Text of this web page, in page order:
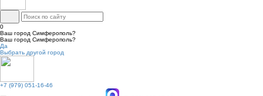
0
Ваш город Симферополь?
Ваш город Симферополь?
Да
Выбрать другой город
+7 (979) 051-16-46